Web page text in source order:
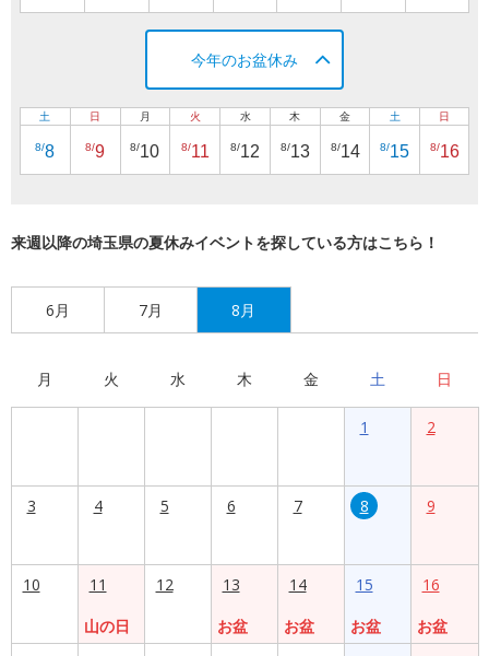
今年のお盆休み
土
8/8
日
8/9
月
8/10
火
8/11
水
8/12
木
8/13
金
8/14
土
8/15
日
8/16
来週以降の埼玉県の夏休みイベントを探している方はこちら！
6月 7月 8月
月 火 水 木 金 土 日
1 2
3 4 5 6 7 8 9
10
11
山の日
12
13
お盆
14
お盆
15
お盆
16
お盆